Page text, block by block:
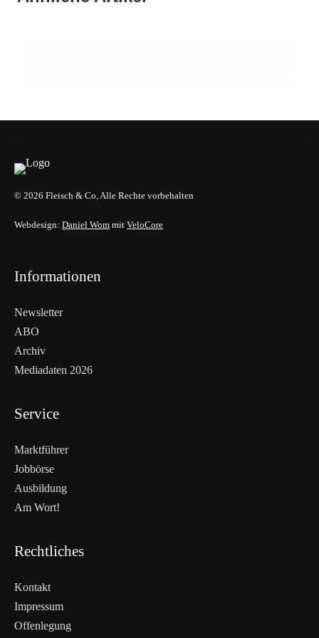
WEITERLESEN
© 2026 Fleisch & Co, Alle Rechte vorbehalten
Webdesign: Daniel Wom mit VeloCore
Informationen
Newsletter
ABO
Archiv
Mediadaten 2026
Service
Marktführer
Jobbörse
Ausbildung
Am Wort!
Rechtliches
Kontakt
Impressum
Offenlegung